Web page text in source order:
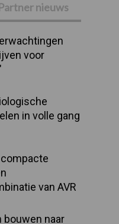
nieuws
voor
in volle gang
van AVR
bouwen naar